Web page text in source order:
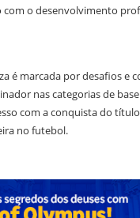
o desenvolvimento
é marcada por desafios e
nas categorias de
com a conquista do
no futebol.